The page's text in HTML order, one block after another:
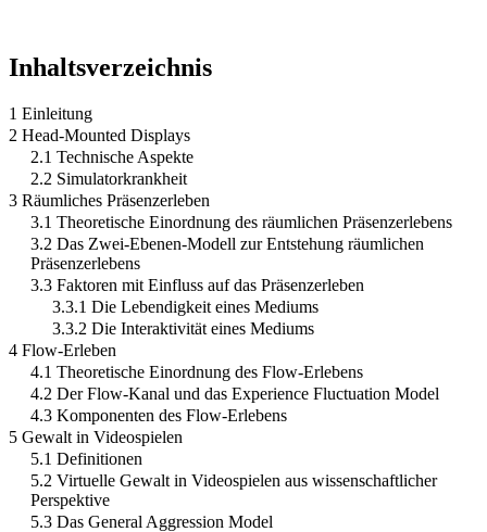
Inhaltsverzeichnis
1 Einleitung
2 Head-Mounted Displays
2.1 Technische Aspekte
2.2 Simulatorkrankheit
3 Räumliches Präsenzerleben
3.1 Theoretische Einordnung des räumlichen Präsenzerlebens
3.2 Das Zwei-Ebenen-Modell zur Entstehung räumlichen
Präsenzerlebens
3.3 Faktoren mit Einfluss auf das Präsenzerleben
3.3.1 Die Lebendigkeit eines Mediums
3.3.2 Die Interaktivität eines Mediums
4 Flow-Erleben
4.1 Theoretische Einordnung des Flow-Erlebens
4.2 Der Flow-Kanal und das Experience Fluctuation Model
4.3 Komponenten des Flow-Erlebens
5 Gewalt in Videospielen
5.1 Definitionen
5.2 Virtuelle Gewalt in Videospielen aus wissenschaftlicher
Perspektive
5.3 Das General Aggression Model